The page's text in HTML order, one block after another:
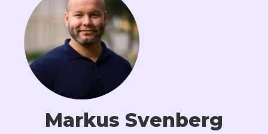
Markus Svenberg